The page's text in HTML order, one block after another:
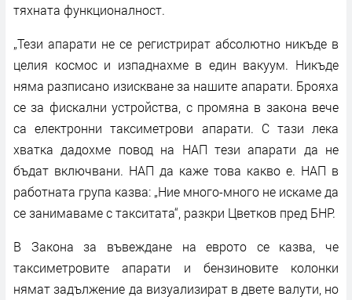
тяхната функционалност.
„Тези апарати не се регистрират абсолютно никъде в
целия космос и изпаднахме в един вакуум. Никъде
няма разписано изискване за нашите апарати. Брояха
се за фискални устройства, с промяна в закона вече
са електронни таксиметрови апарати. С тази лека
хватка дадохме повод на НАП тези апарати да не
бъдат включвани. НАП да каже това какво е. НАП в
работната група казва: „Ние много-много не искаме да
се занимаваме с такситата“, разкри Цветков пред БНР.
В Закона за въвеждане на еврото се казва, че
таксиметровите апарати и бензиновите колонки
нямат задължение да визуализират в двете валути, но